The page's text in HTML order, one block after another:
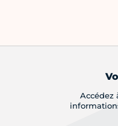
Accédez